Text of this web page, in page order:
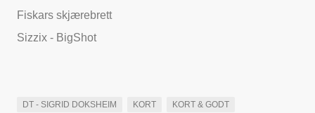
Fiskars skjærebrett
Sizzix - BigShot
DT - SIGRID DOKSHEIM KORT KORT & GODT